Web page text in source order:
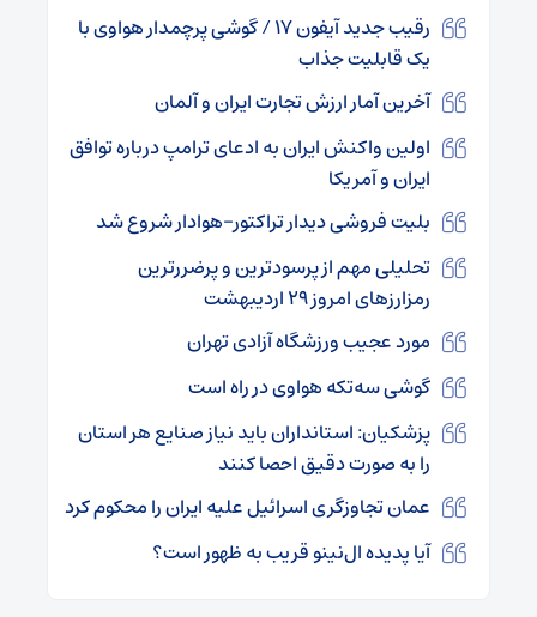
رقیب جدید آیفون ۱۷ / گوشی پرچمدار هواوی با
یک قابلیت جذاب
آخرین آمار ارزش تجارت ایران و آلمان
اولین واکنش ایران به ادعای ترامپ درباره توافق
ایران و آمریکا
بلیت فروشی دیدار تراکتور-هوادار شروع شد
تحلیلی مهم از پرسودترین و پرضررترین
رمزارزهای امروز ۲۹ اردیبهشت
مورد عجیب ورزشگاه آزادی تهران
گوشی سه‌تکه هواوی در راه است
پزشکیان: استانداران باید نیاز صنایع هر استان
را به صورت دقیق احصا کنند
عمان تجاوزگری اسرائیل علیه ایران را محکوم کرد
آیا پدیده ال‌نینو قریب به ظهور است؟